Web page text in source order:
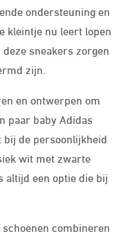
ondersteuning en
kleintje nu leert lopen
sneakers zorgen
zijn.
en ontwerpen om
paar baby Adidas
de persoonlijkheid
wit met zwarte
altijd een optie die bij
combineren